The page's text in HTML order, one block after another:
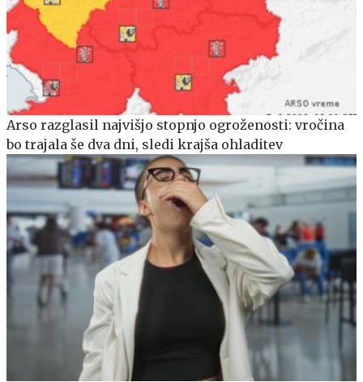
Arso razglasil najvišjo stopnjo ogroženosti: vročina
bo trajala še dva dni, sledi krajša ohladitev